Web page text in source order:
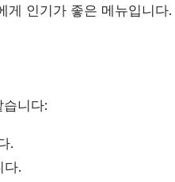
게 인기가 좋은 메뉴입니다.
니다:
.
다.